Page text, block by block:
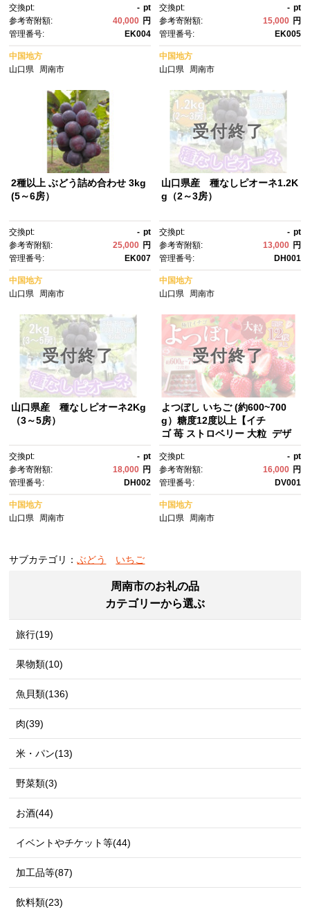
交換pt: - pt
参考寄附額:
40,000 円
管理番号:
EK004
中国地方
山口県
周南市
交換pt: - pt
参考寄附額:
15,000 円
管理番号:
EK005
中国地方
山口県
周南市
2種以上 ぶどう詰め合わせ 3kg
(5～6房）
交換pt: - pt
参考寄附額:
25,000 円
管理番号:
EK007
中国地方
山口県
周南市
受付終了
山口県産 種なしピオーネ1.2K
g（2～3房）
交換pt: - pt
参考寄附額:
13,000 円
管理番号:
DH001
中国地方
山口県
周南市
受付終了
山口県産 種なしピオーネ2Kg
（3～5房）
交換pt: - pt
参考寄附額:
18,000 円
管理番号:
DH002
中国地方
山口県
周南市
受付終了
よつぼし いちご (約600~700
g）糖度12度以上【イチ
ゴ 苺 ストロベリー 大粒 デザ
摘み くだもの スイーツ おや
つ 完熟 直送 ギフト 贈答用 贈
答 ビタミン 産地直送 国産 おす
すめ】
交換pt: - pt
参考寄附額:
16,000 円
管理番号:
DV001
中国地方
山口県
周南市
サブカテゴリ：ぶどう いちご
周南市のお礼の品
カテゴリーから選ぶ
旅行(19)
果物類(10)
魚貝類(136)
肉(39)
米・パン(13)
野菜類(3)
お酒(44)
イベントやチケット等(44)
加工品等(87)
飲料類(23)